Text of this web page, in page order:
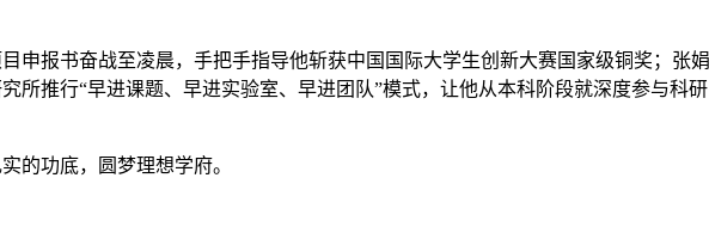
申报书奋战至凌晨，手把手指导他斩获中国国际大学生创新大赛国家级铜奖；张
所推行“早进课题、早进实验室、早进团队”模式，让他从本科阶段就深度参与科
的功底，圆梦理想学府。